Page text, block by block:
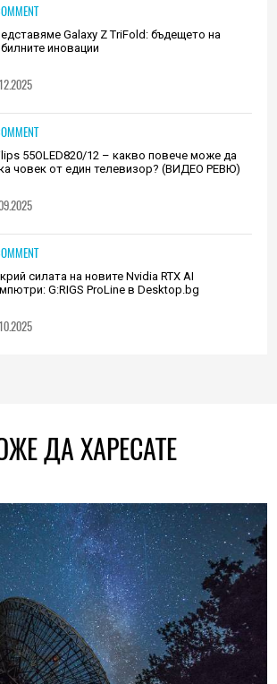
Galaxy Z TriFold: бъдещето на
иновации
55OLED820/12 – какво повече може да
човек от един телевизор? (ВИДЕО РЕВЮ)
силата на новите Nvidia RTX AI
G:RIGS ProLine в Desktop.bg
ДА ХАРЕСАТЕ